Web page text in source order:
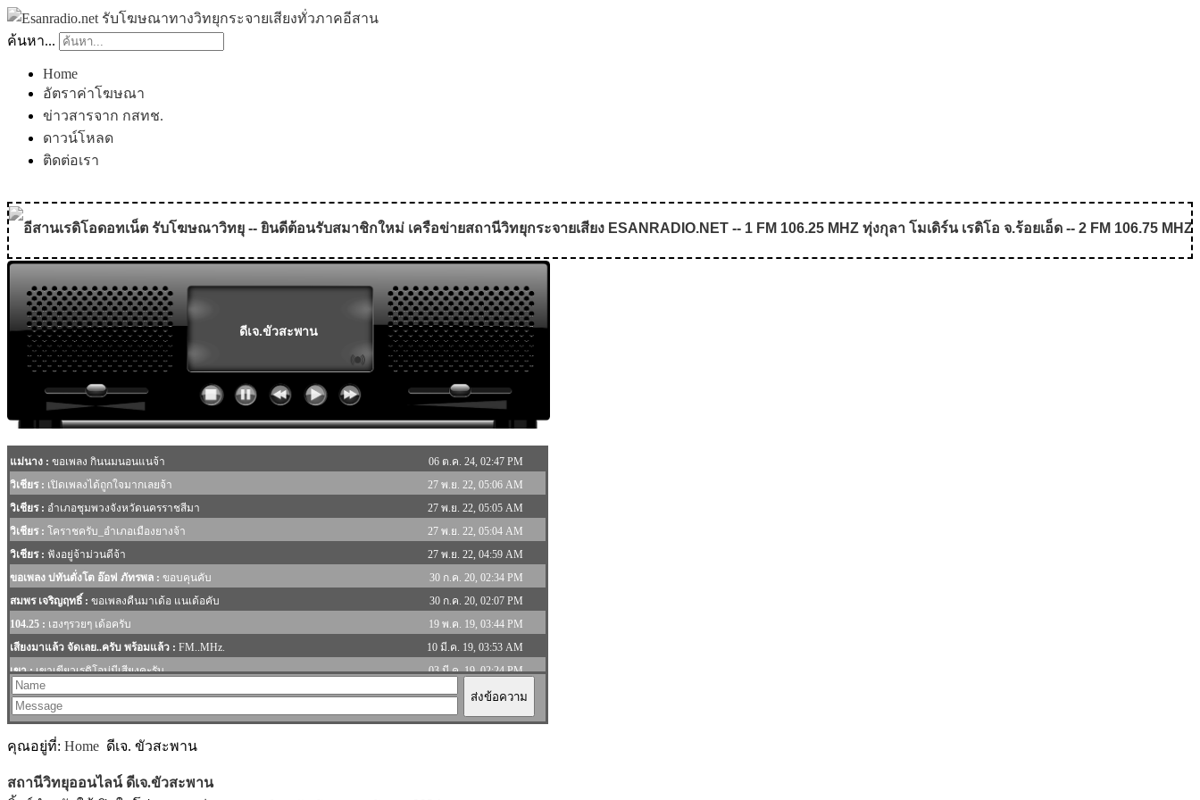
ค้นหา...
Home
อัตราค่าโฆษณา
ข่าวสารจาก กสทช.
ดาวน์โหลด
ติดต่อเรา
อีสานเรดิโอดอทเน็ต รับโฆษณาวิทยุ -- ยินดีต้อนรับสมาชิกใหม่ เครือข่ายสถานีวิทยุกระจายเสียง ESANRADIO.NET -- 1 FM 106.25 MHZ ทุ่งกุลา โมเดิร์น เรดิโอ จ.ร้อยเอ็ด -- 2 FM 106.75
MODULE SBAHJAOUI YOUTUBE
MODULE SBAHJAOUI MEMORY GAME
MODULE SBAHJAOUI ACCORDION MENU
คุณอยู่ที่: Home ดีเจ. ขัวสะพาน
สถานีวิทยุออนไลน์ ดีเจ.ขัวสะพาน